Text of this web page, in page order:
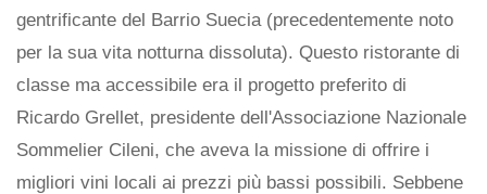
gentrificante del Barrio Suecia (precedentemente noto
per la sua vita notturna dissoluta). Questo ristorante di
classe ma accessibile era il progetto preferito di
Ricardo Grellet, presidente dell'Associazione Nazionale
Sommelier Cileni, che aveva la missione di offrire i
migliori vini locali ai prezzi più bassi possibili. Sebbene